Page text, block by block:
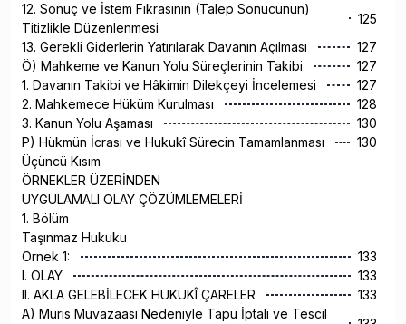
12. Sonuç ve İstem Fıkrasının (Talep Sonucunun)
Titizlikle Düzenlenmesi
125
13. Gerekli Giderlerin Yatırılarak Davanın Açılması
127
Ö) Mahkeme ve Kanun Yolu Süreçlerinin Takibi
127
1. Davanın Takibi ve Hâkimin Dilekçeyi İncelemesi
127
2. Mahkemece Hüküm Kurulması
128
3. Kanun Yolu Aşaması
130
P) Hükmün İcrası ve Hukukî Sürecin Tamamlanması
130
Üçüncü Kısım
ÖRNEKLER ÜZERİNDEN
UYGULAMALI OLAY ÇÖZÜMLEMELERİ
1. Bölüm
Taşınmaz Hukuku
Örnek 1:
133
I. OLAY
133
II. AKLA GELEBİLECEK HUKUKÎ ÇARELER
133
A) Muris Muvazaası Nedeniyle Tapu İptali ve Tescil